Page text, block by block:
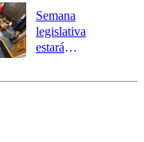
Semana
legislativa
estará
el fin de la